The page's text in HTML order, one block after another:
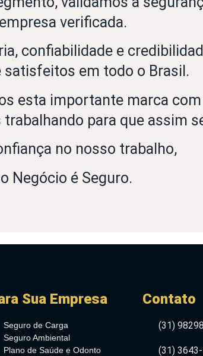
verificada.
confiabilidade e
em todo o Brasil.
esta importante marca
para que assim
no nosso trabalho,
Negócio é Seguro.
Sua Empresa
Seguro de Carga
Seguro Ambiental
Plano de Saúde e Odonto
Contato
(31)
(31)